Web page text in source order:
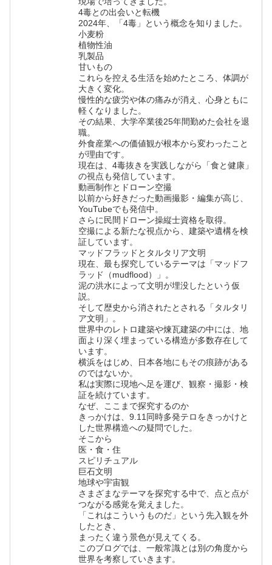
4毒との出会いと転機
2024年、「4毒」という概念を知りました。
小麦粉
植物性油
乳製品
甘いもの
これらを控える生活を始めたところ、体調が
大きく変化。
慢性的な疲労や体の痛みが消え、心身ともに
軽くなりました。
その結果、大学卒業後25年間勤めた会社を退
職。
外食産業への価値観が根本から変わったこと
が理由です。
現在は、4毒抜きを実践しながら「食と健康」
の視点も発信しています。
動画制作とドローン空撮
以前から好きだった動画撮影・編集が高じ、
YouTubeでも発信中。
さらに民間ドローン操縦士資格を取得。
空撮による新たな視点から、建築や遺構を検
証しています。
マッドフラッドとタルタリア文明
現在、最も探究しているテーマは「マッドフ
ラッド（mudflood）」。
泥の洪水によって文明が埋没したという仮
説。
そして歴史から消されたとされる「タルタリ
ア文明」。
世界中のレトロ建築や煉瓦建築の中には、地
面より深く埋まっている構造が多数存在して
います。
横浜をはじめ、日本各地にもその痕跡がある
のではないか。
私は実際に現地へ足を運び、観察・撮影・検
証を続けています。
なぜ、ここまで探究するのか
きっかけは、9.11同時多発テロをきっかけと
した世界構造への疑問でした。
そこから
医・食・住
スピリチュアル
巨石文明
地球や宇宙観
さまざまなテーマを探究する中で、点と点が
つながる感覚を覚えました。
「これはこういうものだ」という先入観を外
したとき、
まったく違う景色が見えてくる。
このブログでは、一般常識とは別の角度から
世界を考察していきます。